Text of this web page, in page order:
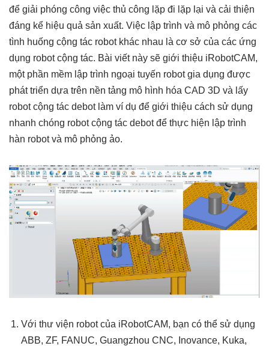
để giải phóng công việc thủ công lặp đi lặp lại và cải thiện
đáng kể hiệu quả sản xuất. Việc lập trình và mô phỏng các
tình huống cộng tác robot khác nhau là cơ sở của các ứng
dụng robot cộng tác. Bài viết này sẽ giới thiệu iRobotCAM,
một phần mềm lập trình ngoại tuyến robot gia dụng được
phát triển dựa trên nền tảng mô hình hóa CAD 3D và lấy
robot cộng tác debot làm ví dụ để giới thiệu cách sử dụng
nhanh chóng robot cộng tác debot để thực hiện lập trình
hàn robot và mô phỏng ảo.
Với thư viện robot của iRobotCAM, bạn có thể sử dụng
ABB, ZF, FANUC, Guangzhou CNC, Inovance, Kuka,